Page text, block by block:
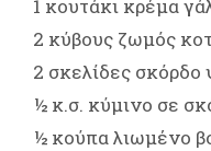
1 κουτάκι κρέμα
2 κύβους ζωμός
2 σκελίδες
½ κ.σ. κύμινο σε
½ κούπα λιωμένο